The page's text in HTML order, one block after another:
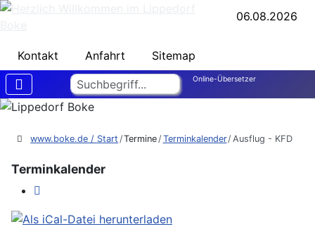
Suchen Online-Übersetzer
Kontakt Anfahrt Sitemap
06.08.2026
www.boke.de / Start Termine Terminkalender Ausflug - KFD
Terminkalender